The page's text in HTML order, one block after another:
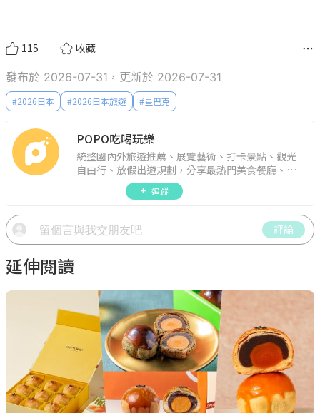
115 收藏
發布於 2026-07-31，更新於 2026-07-31
#2026日本 #2026日本旅遊 #星巴克
POPO吃喝玩樂
統整國內外旅遊推薦、展覽藝術、打卡景點、觀光
自由行、放假出遊規劃，分享最熱門美食餐廳、約
會聚餐、人氣甜點、速食手搖飲、3C科技、心理測
驗、星座運勢、生活雜貨、吃喝玩樂實用資訊。
追蹤
評論
延伸閱讀